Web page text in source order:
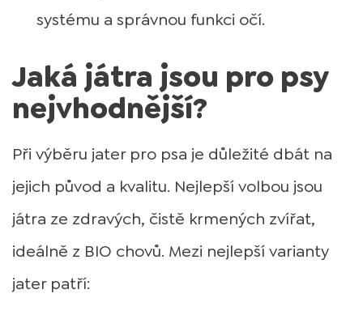
systému a správnou funkci očí.
Jaká játra jsou pro psy
nejvhodnější?
Při výběru jater pro psa je důležité dbát na
jejich původ a kvalitu. Nejlepší volbou jsou
játra ze zdravých, čistě krmených zvířat,
ideálně z BIO chovů. Mezi nejlepší varianty
jater patří: